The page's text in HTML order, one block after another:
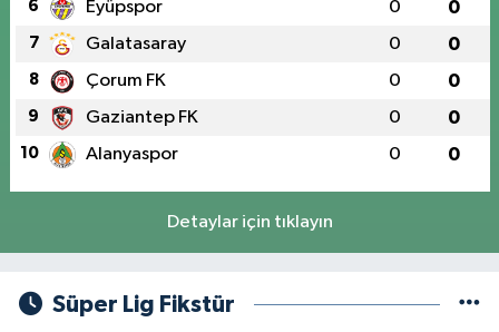
6 Eyüpspor 0 0
7 Galatasaray 0 0
8 Çorum FK 0 0
9 Gaziantep FK 0 0
10 Alanyaspor 0 0
Detaylar için tıklayın
Süper Lig Fikstür